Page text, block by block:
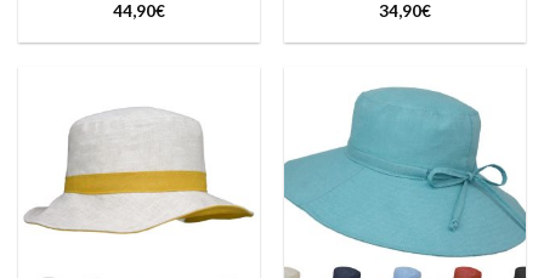
44,90€
34,90€